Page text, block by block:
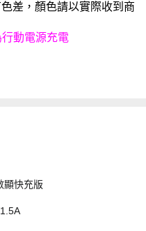
差，顏色請以實際收到商
動電源充電
顯快充版